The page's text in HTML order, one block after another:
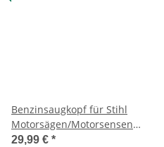
Benzinsaugkopf für Stihl
Motorsägen/Motorsensen
usw.
29,99 € *